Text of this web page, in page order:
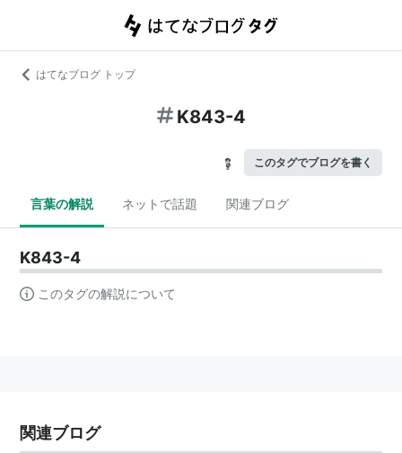
はてなブログ トップ
K843-4
このタグでブログを書く
言葉の解説 ネットで話題 関連ブログ
K843-4
このタグの解説について
関連ブログ